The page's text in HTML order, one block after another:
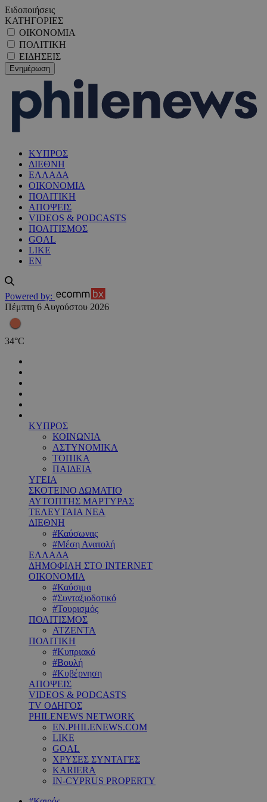
Ειδοποιήσεις
ΚΑΤΗΓΟΡΙΕΣ
ΟΙΚΟΝΟΜΙΑ
ΠΟΛΙΤΙΚΗ
ΕΙΔΗΣΕΙΣ
ΚΥΠΡΟΣ
ΔΙΕΘΝΗ
ΕΛΛΑΔΑ
ΟΙΚΟΝΟΜΙΑ
ΠΟΛΙΤΙΚΗ
ΑΠΟΨΕΙΣ
VIDEOS & PODCASTS
ΠΟΛΙΤΙΣΜΟΣ
GOAL
LIKE
EN
Powered by:
Πέμπτη 6 Αυγούστου 2026
34°C
ΚΥΠΡΟΣ
ΚΟΙΝΩΝΙΑ
ΑΣΤΥΝΟΜΙΚΑ
ΤΟΠΙΚΑ
ΠΑΙΔΕΙΑ
ΥΓΕΙΑ
ΣΚΟΤΕΙΝΟ ΔΩΜΑΤΙΟ
ΑΥΤΟΠΤΗΣ ΜΑΡΤΥΡΑΣ
ΤΕΛΕΥΤΑΙΑ ΝΕΑ
ΔΙΕΘΝΗ
#Καύσωνας
#Μέση Ανατολή
ΕΛΛΑΔΑ
ΔΗΜΟΦΙΛΗ ΣΤΟ INTERNET
ΟΙΚΟΝΟΜΙΑ
#Καύσιμα
#Συνταξιοδοτικό
#Τουρισμός
ΠΟΛΙΤΙΣΜΟΣ
ΑΤΖΕΝΤΑ
ΠΟΛΙΤΙΚΗ
#Κυπριακό
#Βουλή
#Κυβέρνηση
ΑΠΟΨΕΙΣ
VIDEOS & PODCASTS
TV ΟΔΗΓΟΣ
PHILENEWS NETWORK
EN.PHILENEWS.COM
LIKE
GOAL
ΧΡΥΣΕΣ ΣΥΝΤΑΓΕΣ
KARIERA
IN-CYPRUS PROPERTY